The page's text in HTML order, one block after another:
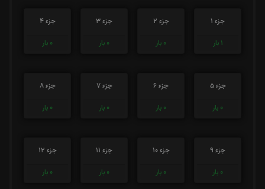
جزء 1
1 بار
جزء 2
0 بار
جزء 3
0 بار
جزء 4
0 بار
جزء 5
0 بار
جزء 6
0 بار
جزء 7
0 بار
جزء 8
0 بار
جزء 9
0 بار
جزء 10
0 بار
جزء 11
0 بار
جزء 12
0 بار